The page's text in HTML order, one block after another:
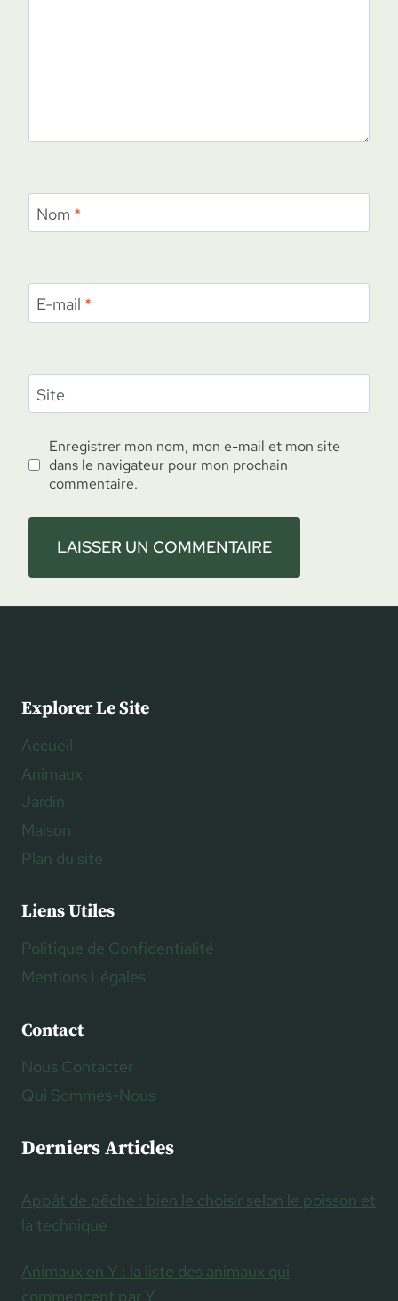
Nom *
E-mail *
Site
Enregistrer mon nom, mon e-mail et mon site
dans le navigateur pour mon prochain
commentaire.
Explorer Le Site
Accueil
Animaux
Jardin
Maison
Plan du site
Liens Utiles
Politique de Confidentialité
Mentions Légales
Contact
Nous Contacter
Qui Sommes-Nous
Derniers Articles
Appât de pêche : bien le choisir selon le poisson et
la technique
Animaux en Y : la liste des animaux qui
commencent par Y